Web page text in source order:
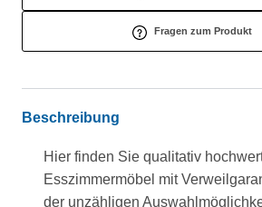
Fragen zum Produkt
Beschreibung
Hier finden Sie qualitativ
Esszimmermöbel mit
der unzähligen